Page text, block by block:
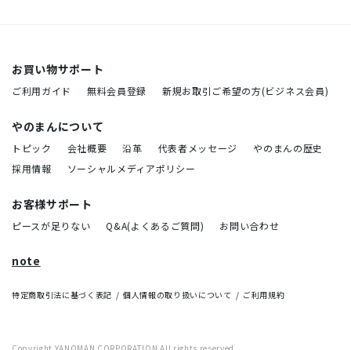
お買い物サポート
ご利用ガイド 無料会員登録 新規お取引ご希望の方(ビジネス会員)
やのまんについて
トピック 会社概要 沿革 代表者メッセージ
やのまんの歴史
採用情報
ソーシャルメディアポリシー
お客様サポート
ピースが足りない Q&A(よくあるご質問) お問い合わせ
note
特定商取引法に基づく表記 個人情報の取り扱いについて ご利用規約